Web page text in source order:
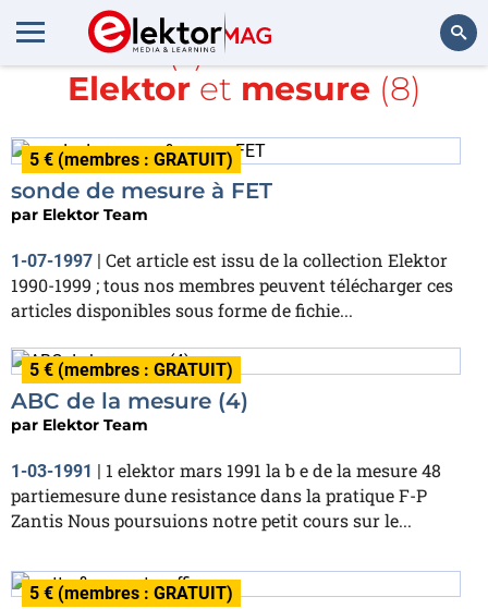
Rechercher
Article(s) avec la balise
Elektoret mesure (8)
5 € (membres : GRATUIT)
sonde de mesure à FET
par Elektor Team
1-07-1997 | Cet article est issu de la collection Elektor
1990-1999 ; tous nos membres peuvent télécharger ces
articles disponibles sous forme de fichie...
5 € (membres : GRATUIT)
ABC de la mesure (4)
par Elektor Team
1-03-1991 | 1 elektor mars 1991 la b e de la mesure 48
partiemesure dune resistance dans la pratique F-P
Zantis Nous poursuions notre petit cours sur le...
5 € (membres : GRATUIT)